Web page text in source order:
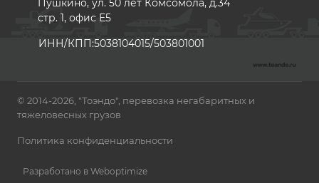
Пушкино, ул. 50 лет Комсомола, д.34
стр. 1, офис E5
ИНН/КПП:5038104015/503801001
© 2014-2026, "Тоэндо", перевозка негабаритных и
тяжеловесных грузов
Политика конфиденциальности
Разработано в Weboptimize